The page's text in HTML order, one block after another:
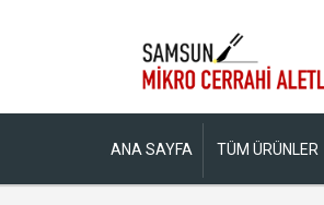
ANA SAYFA TÜM ÜRÜNLER